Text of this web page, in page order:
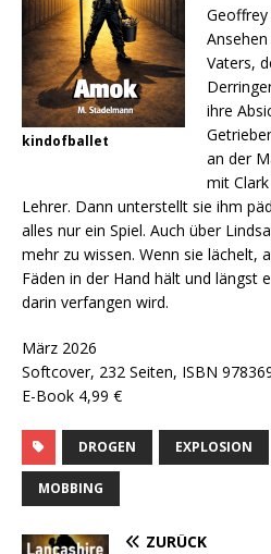
kindofballet
Geoffrey
Vaters,
ihre
an der
mit
Lehrer. Dann unterstellt sie ihm
alles nur ein Spiel. Auch über
mehr zu wissen. Wenn sie lächelt,
Fäden in der Hand hält und längst
darin verfangen wird.
März 2026
Softcover, 232 Seiten, ISBN
E-Book 4,99 €
DROGEN EXPLOSION
MOBBING
ZURÜCK